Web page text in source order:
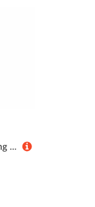
Index din-127 – Dichtungsring Feder Grower M27